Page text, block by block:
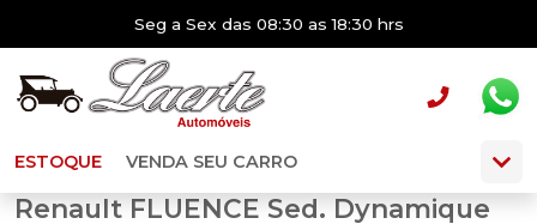
Seg a Sex das 08:30 as 18:30 hrs
ESTOQUE VENDA SEU CARRO
Renault FLUENCE Sed. Dynamique